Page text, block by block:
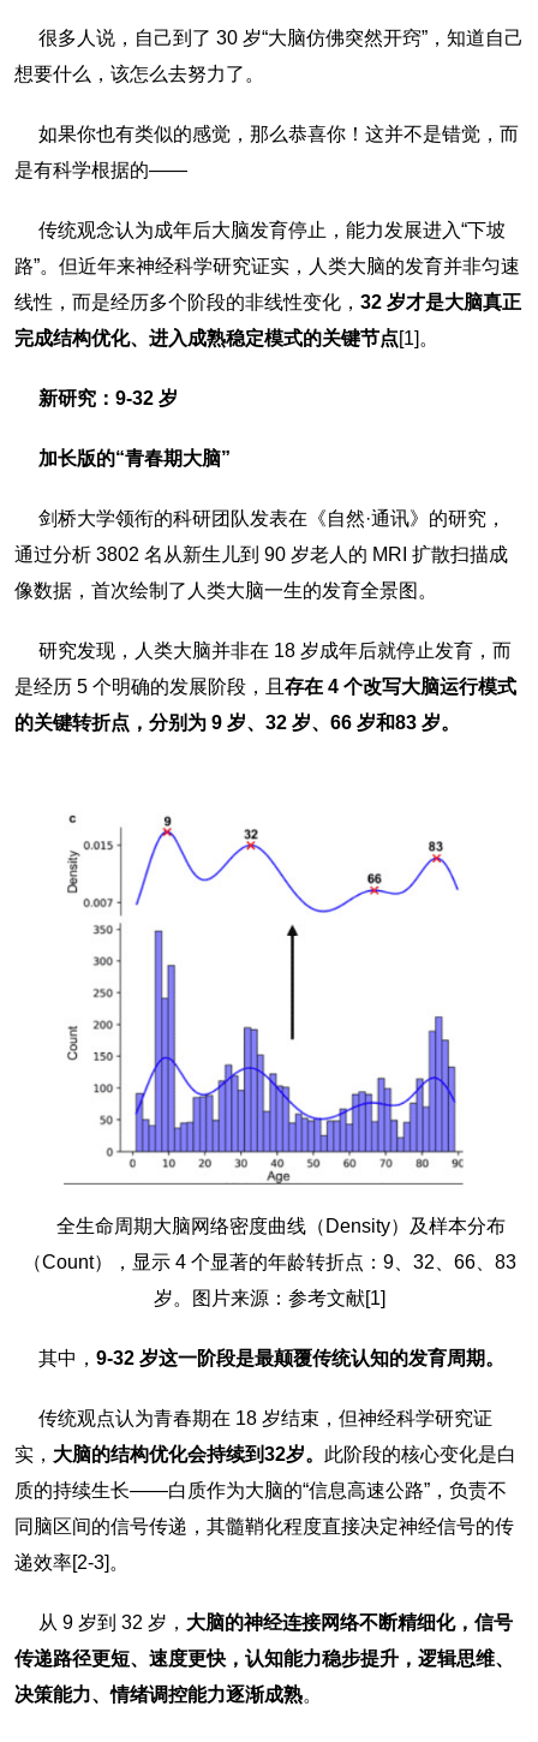
很多人说，自己到了 30 岁“大脑仿佛突然开窍”，知道自己
想要什么，该怎么去努力了。
如果你也有类似的感觉，那么恭喜你！这并不是错觉，而
是有科学根据的——
传统观念认为成年后大脑发育停止，能力发展进入“下坡
路”。但近年来神经科学研究证实，人类大脑的发育并非匀速
线性，而是经历多个阶段的非线性变化， 32 岁才是大脑真正
完成结构优化、进入成熟稳定模式的关键节点[1]。
新研究：9-32 岁
加长版的“青春期大脑”
剑桥大学领衔的科研团队发表在《自然·通讯》的研究，
通过分析 3802 名从新生儿到 90 岁老人的 MRI 扩散扫描成
像数据，首次绘制了人类大脑一生的发育全景图。
研究发现，人类大脑并非在 18 岁成年后就停止发育，而
是经历 5 个明确的发展阶段，且 存在 4 个改写大脑运行模式
的关键转折点，分别为 9 岁、32 岁、66 岁和83 岁。
全生命周期大脑网络密度曲线（Density）及样本分布
（Count），显示 4 个显著的年龄转折点：9、32、66、83
岁。图片来源：参考文献[1]
其中， 9-32 岁这一阶段是最颠覆传统认知的发育周期。
传统观点认为青春期在 18 岁结束，但神经科学研究证
实， 大脑的结构优化会持续到32岁。 此阶段的核心变化是白
质的持续生长——白质作为大脑的“信息高速公路”，负责不
同脑区间的信号传递 ，其髓鞘化程度直接决定神经信号的传
递效率[2-3]。
从 9 岁到 32 岁， 大脑的神经连接网络不断精细化，信号
传递路径更短、速度更快，认知能力稳步提升，逻辑思维、
决策能力、情绪调控能力逐渐成熟。